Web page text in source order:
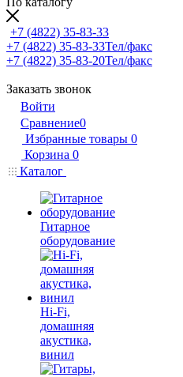
+7 (4822) 35-83-33
+7 (4822) 35-83-33Тел/факс
+7 (4822) 35-83-20Тел/факс
Заказать звонок
Войти
Сравнение0
Избранные товары 0
Корзина 0
Каталог
Гитарное
оборудование
Hi-Fi,
домашняя
акустика,
винил